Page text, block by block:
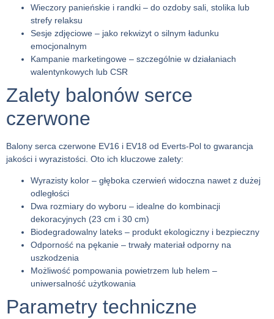
Wieczory panieńskie i randki – do ozdoby sali, stolika lub
strefy relaksu
Sesje zdjęciowe – jako rekwizyt o silnym ładunku
emocjonalnym
Kampanie marketingowe – szczególnie w działaniach
walentynkowych lub CSR
Zalety balonów serce
czerwone
Balony serca czerwone EV16 i EV18 od Everts-Pol to gwarancja
jakości i wyrazistości. Oto ich kluczowe zalety:
Wyrazisty kolor – głęboka czerwień widoczna nawet z dużej
odległości
Dwa rozmiary do wyboru – idealne do kombinacji
dekoracyjnych (23 cm i 30 cm)
Biodegradowalny lateks – produkt ekologiczny i bezpieczny
Odporność na pękanie – trwały materiał odporny na
uszkodzenia
Możliwość pompowania powietrzem lub helem –
uniwersalność użytkowania
Parametry techniczne